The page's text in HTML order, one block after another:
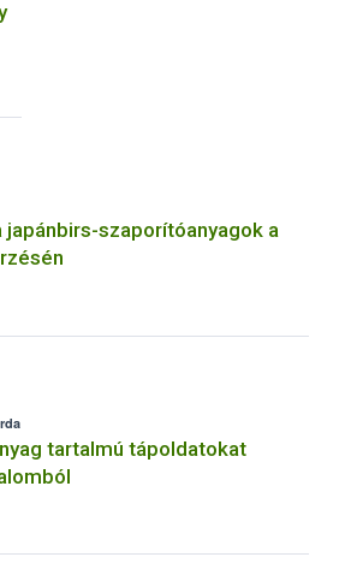
japánbirs-szaporítóanyagok a
tartalmú tápoldatokat